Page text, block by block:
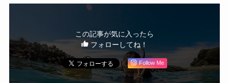
この記事が気に入ったら
フォローしてね！
Follow Me